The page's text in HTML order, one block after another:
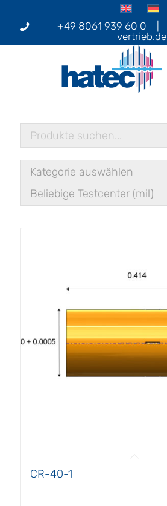
+49 8061 939 60 0
vertrieb.de
Kategorie auswählen
Beliebige Testcenter (mil)
CR-40-1